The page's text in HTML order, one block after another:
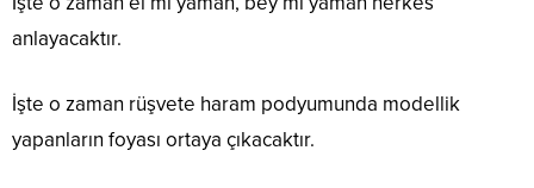
anlayacaktır.
İşte o zaman rüşvete haram podyumunda modellik
yapanların foyası ortaya çıkacaktır.